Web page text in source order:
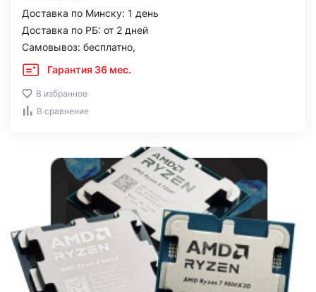
Доставка по Минску: 1 день
Доставка по РБ: от 2 дней
Самовывоз: бесплатно,
Гарантия 36 мес.
В избранное
В сравнение